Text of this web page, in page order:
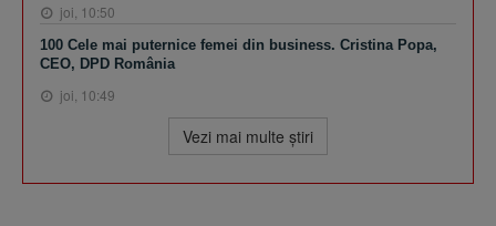
joi, 10:50
100 Cele mai puternice femei din business. Cristina Popa,
CEO, DPD România
joi, 10:49
Vezi mai multe ştiri